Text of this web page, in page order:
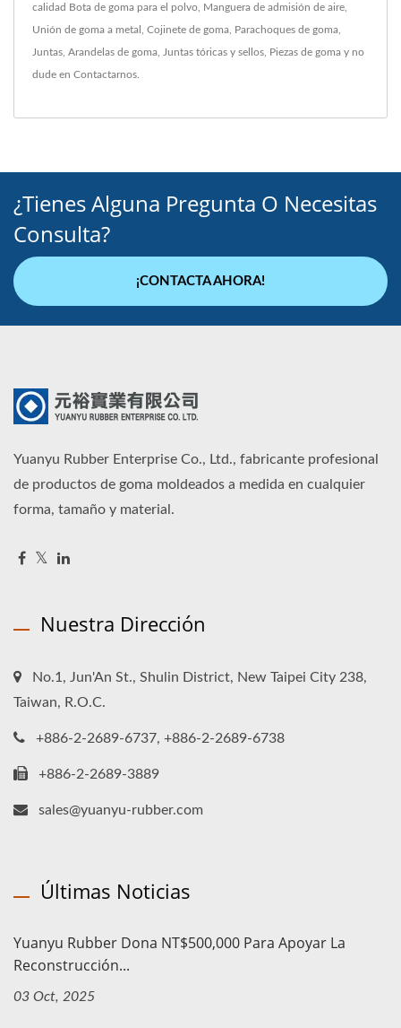
calidad Bota de goma para el polvo Manguera de admisión de aire
Unión de goma a metal Cojinete de goma Parachoques de goma
Juntas Arandelas de goma Juntas tóricas y sellos Piezas de goma y no
dude en Contactarnos
¿Tienes Alguna Pregunta O Necesitas
Consulta?
¡CONTACTA AHORA!
Yuanyu Rubber Enterprise Co., Ltd., fabricante profesional
de productos de goma moldeados a medida en cualquier
forma, tamaño y material.
Nuestra Dirección
No.1, Jun'An St., Shulin District, New Taipei City 238,
Taiwan, R.O.C.
+886-2-2689-6737, +886-2-2689-6738
+886-2-2689-3889
sales@yuanyu-rubber.com
Últimas Noticias
Yuanyu Rubber Dona NT$500,000 Para Apoyar La
Reconstrucción...
03 Oct, 2025